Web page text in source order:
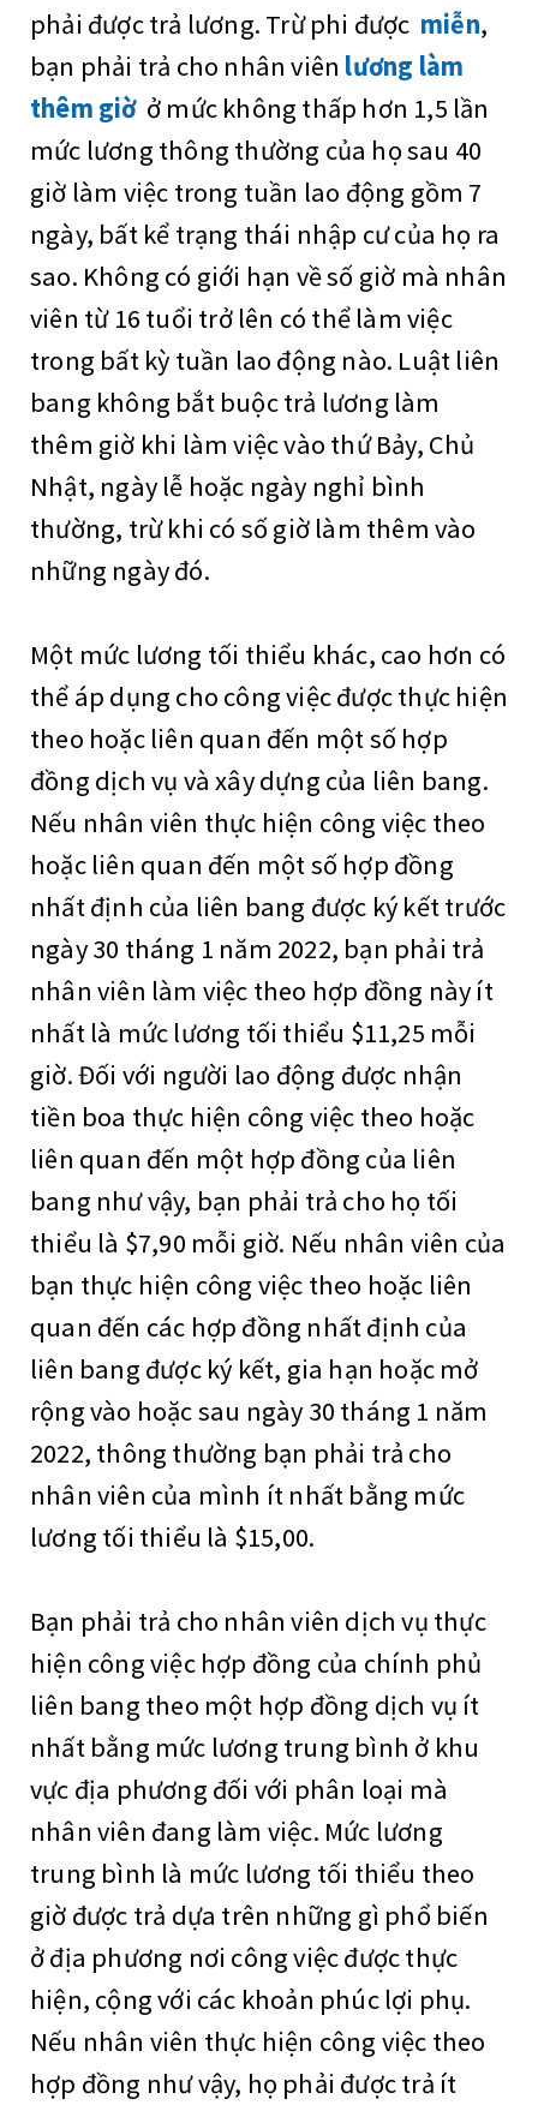
phải được trả lương. Trừ phi được miễn,
bạn phải trả cho nhân viên lương làm
thêm giờở mức không thấp hơn 1,5 lần
mức lương thông thường của họ sau 40
giờ làm việc trong tuần lao động gồm 7
ngày, bất kể trạng thái nhập cư của họ ra
sao. Không có giới hạn về số giờ mà nhân
viên từ 16 tuổi trở lên có thể làm việc
trong bất kỳ tuần lao động nào. Luật liên
bang không bắt buộc trả lương làm
thêm giờ khi làm việc vào thứ Bảy, Chủ
Nhật, ngày lễ hoặc ngày nghỉ bình
thường, trừ khi có số giờ làm thêm vào
những ngày đó.
Một mức lương tối thiểu khác, cao hơn có
thể áp dụng cho công việc được thực hiện
theo hoặc liên quan đến một số hợp
đồng dịch vụ và xây dựng của liên bang.
Nếu nhân viên thực hiện công việc theo
hoặc liên quan đến một số hợp đồng
nhất định của liên bang được ký kết trước
ngày 30 tháng 1 năm 2022, bạn phải trả
nhân viên làm việc theo hợp đồng này ít
nhất là mức lương tối thiểu $11,25 mỗi
giờ. Đối với người lao động được nhận
tiền boa thực hiện công việc theo hoặc
liên quan đến một hợp đồng của liên
bang như vậy, bạn phải trả cho họ tối
thiểu là $7,90 mỗi giờ. Nếu nhân viên của
bạn thực hiện công việc theo hoặc liên
quan đến các hợp đồng nhất định của
liên bang được ký kết, gia hạn hoặc mở
rộng vào hoặc sau ngày 30 tháng 1 năm
2022, thông thường bạn phải trả cho
nhân viên của mình ít nhất bằng mức
lương tối thiểu là $15,00.
Bạn phải trả cho nhân viên dịch vụ thực
hiện công việc hợp đồng của chính phủ
liên bang theo một hợp đồng dịch vụ ít
nhất bằng mức lương trung bình ở khu
vực địa phương đối với phân loại mà
nhân viên đang làm việc. Mức lương
trung bình là mức lương tối thiểu theo
giờ được trả dựa trên những gì phổ biến
ở địa phương nơi công việc được thực
hiện, cộng với các khoản phúc lợi phụ.
Nếu nhân viên thực hiện công việc theo
hợp đồng như vậy, họ phải được trả ít